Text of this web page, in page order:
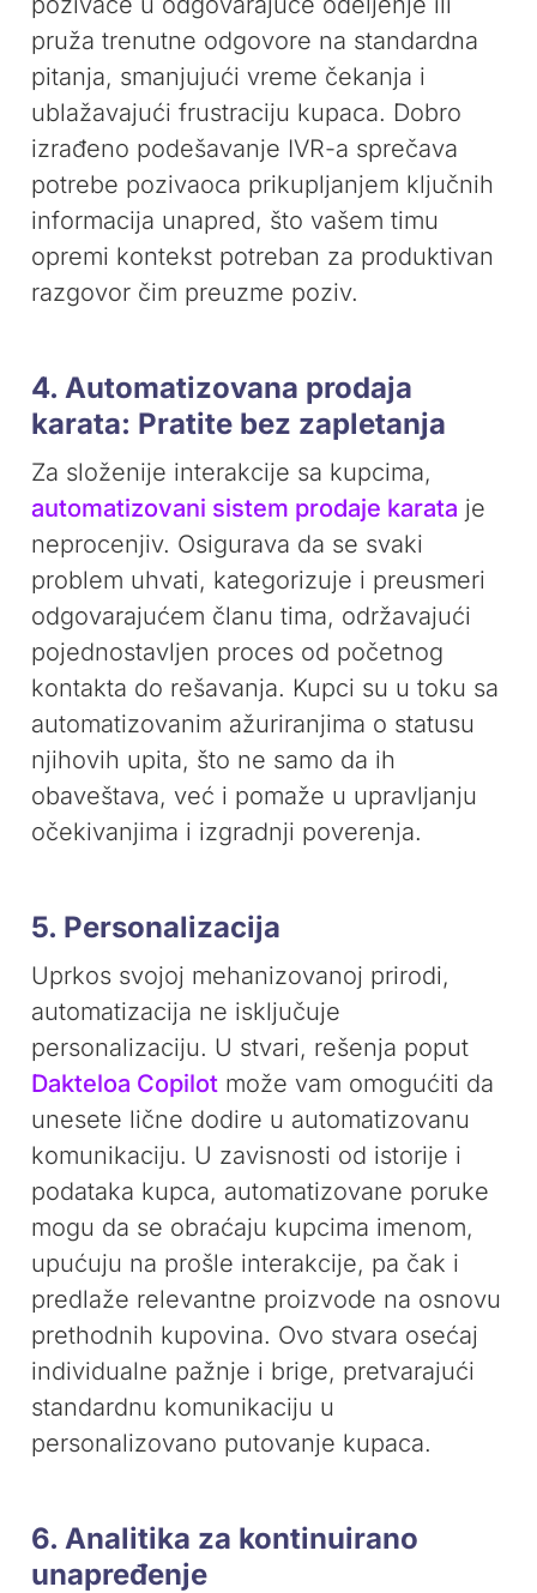
pruža trenutne odgovore na standardna
pitanja, smanjujući vreme čekanja i
ublažavajući frustraciju kupaca. Dobro
izrađeno podešavanje IVR-a sprečava
potrebe pozivaoca prikupljanjem ključnih
informacija unapred, što vašem timu
opremi kontekst potreban za produktivan
razgovor čim preuzme poziv.
4. Automatizovana prodaja
karata: Pratite bez zapletanja
Za složenije interakcije sa kupcima,
automatizovani sistem prodaje karata je
neprocenjiv. Osigurava da se svaki
problem uhvati, kategorizuje i preusmeri
odgovarajućem članu tima, održavajući
pojednostavljen proces od početnog
kontakta do rešavanja. Kupci su u toku sa
automatizovanim ažuriranjima o statusu
njihovih upita, što ne samo da ih
obaveštava, već i pomaže u upravljanju
očekivanjima i izgradnji poverenja.
5. Personalizacija
Uprkos svojoj mehanizovanoj prirodi,
automatizacija ne isključuje
personalizaciju. U stvari, rešenja poput
Dakteloa Copilot može vam omogućiti da
unesete lične dodire u automatizovanu
komunikaciju. U zavisnosti od istorije i
podataka kupca, automatizovane poruke
mogu da se obraćaju kupcima imenom,
upućuju na prošle interakcije, pa čak i
predlaže relevantne proizvode na osnovu
prethodnih kupovina. Ovo stvara osećaj
individualne pažnje i brige, pretvarajući
standardnu komunikaciju u
personalizovano putovanje kupaca.
6. Analitika za kontinuirano
unapređenje